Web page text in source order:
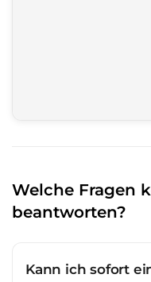
Welche Fragen
beantworten?
Kann ich sofort